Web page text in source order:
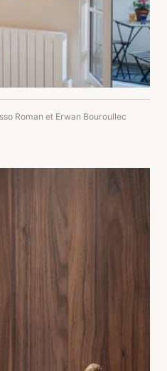
Roman et Erwan Bouroullec